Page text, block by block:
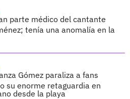
parte médico del cantante
tenía una anomalía en la
Gómez paraliza a fans
su enorme retaguardia en
desde la playa